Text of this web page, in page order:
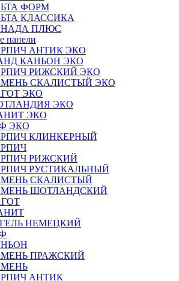
ФОРМ
КЛАССИКА
ПЛЮС
панели
АНТИК ЭКО
КАНЬОН ЭКО
РИЖСКИЙ ЭКО
СКАЛИСТЫЙ ЭКО
ЭКО
ЭКО
ЭКО
ЭКО
КЛИНКЕРНЫЙ
РИЖСКИЙ
РУСТИКАЛЬНЫЙ
СКАЛИСТЫЙ
ШОТЛАНДСКИЙ
НЕМЕЦКИЙ
ПРАЖСКИЙ
АНТИК